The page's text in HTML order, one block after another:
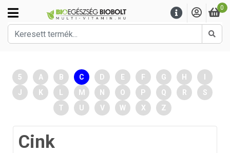
0
5 A B C D E F G H
J
K M N O P Q R
S
T
U V W X Z
Cink